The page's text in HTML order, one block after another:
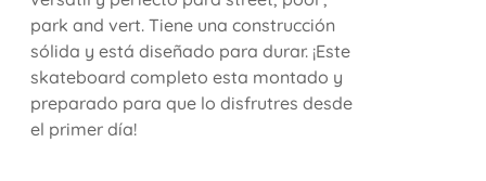
park and vert. Tiene una construcción
sólida y está diseñado para durar. ¡Este
skateboard completo esta montado y
preparado para que lo disfrutres desde
el primer día!